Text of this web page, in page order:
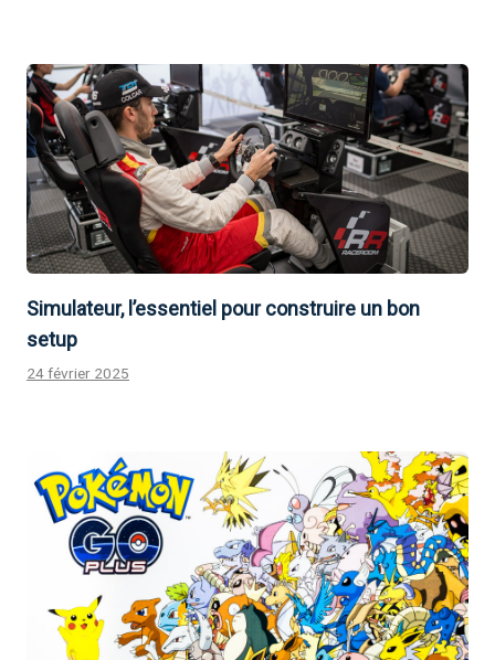
Simulateur, l’essentiel pour construire un bon
setup
24 février 2025